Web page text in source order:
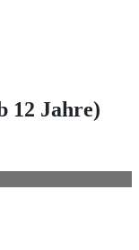
12 Jahre)